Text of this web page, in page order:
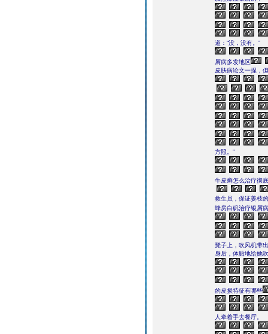
道：“没，没有。”
屑病多发地区
皮肤病论文一捏，
方照。”
牛皮癣怎么治疗彻
救生员，保证姜枝
蜂房白矾治疗银屑病
凳子上，吹风机带
身后，体贴地给她
的皮损特征有哪些
人牵着手去餐厅。